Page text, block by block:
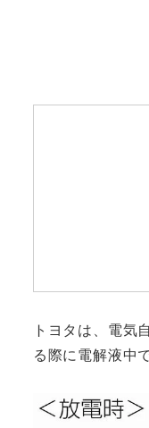
トヨタは、電気
る際に電解液中